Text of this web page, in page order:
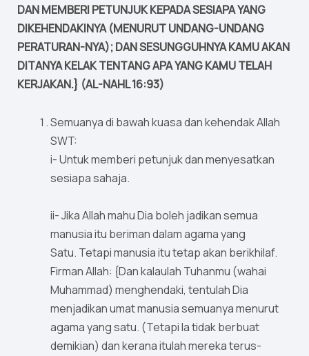
DAN MEMBERI PETUNJUK KEPADA SESIAPA YANG
DIKEHENDAKINYA (MENURUT UNDANG-UNDANG
PERATURAN-NYA); DAN SESUNGGUHNYA KAMU AKAN
DITANYA KELAK TENTANG APA YANG KAMU TELAH
KERJAKAN.} (AL-NAHL 16:93)
Semuanya di bawah kuasa dan kehendak Allah
SWT:
i- Untuk memberi petunjuk dan menyesatkan
sesiapa sahaja.
ii- Jika Allah mahu Dia boleh jadikan semua
manusia itu beriman dalam agama yang
Satu. Tetapi manusia itu tetap akan berikhilaf.
Firman Allah: {Dan kalaulah Tuhanmu (wahai
Muhammad) menghendaki, tentulah Dia
menjadikan umat manusia semuanya menurut
agama yang satu. (Tetapi Ia tidak berbuat
demikian) dan kerana itulah mereka terus-